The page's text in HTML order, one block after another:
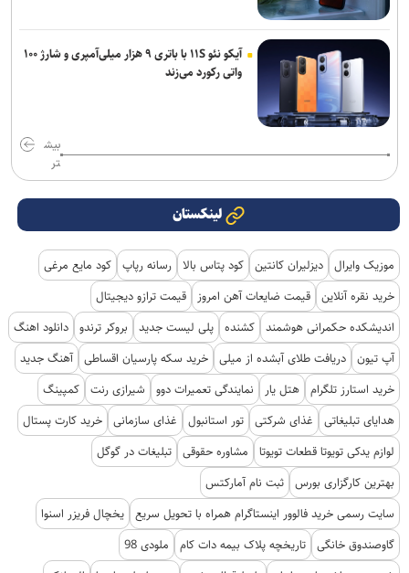
آیکو نئو ۱۱S با باتری ۹ هزار میلی‌آمپری و شارژ ۱۰۰
واتی رکورد می‌زند
بیش
تر
لینکستان
موزیک وایرال دیزلیران کانتین کود پتاس بالا رسانه رپاپ کود مایع مرغی
خرید نقره آنلاین قیمت ضایعات آهن امروز
قیمت ترازو دیجیتال
اندیشکده حکمرانی هوشمند کشنده پلی لیست جدید بروکر ترندو دانلود اهنگ
آپ تیون دریافت طلای آبشده از میلی خرید سکه پارسیان اقساطی آهنگ جدید
خرید استارز تلگرام هتل یار نمایندگی تعمیرات دوو شیرازی رنت کمپینگ
هدایای تبلیغاتی
غذای شرکتی تور استانبول غذای سازمانی خرید کارت پستال
لوازم یدکی تویوتا قطعات تویوتا
مشاوره حقوقی تبلیغات در گوگل
بهترین کارگزاری بورس ثبت نام آمارکتس
سایت رسمی خرید فالوور اینستاگرام همراه با تحویل سریع یخچال فریزر اسنوا
گاوصندوق خانگی تاریخچه پلاک بیمه دات کام
ملودی 98